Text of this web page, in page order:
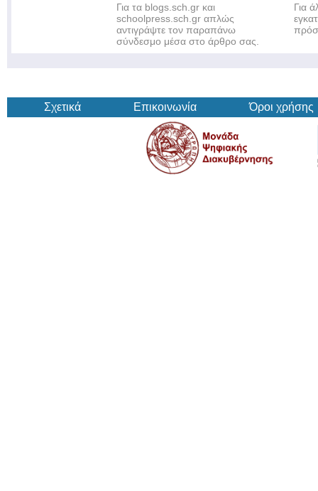
Για τα blogs.sch.gr και
schoolpress.sch.gr απλώς
αντιγράψτε τον παραπάνω
σύνδεσμο μέσα στο άρθρο σας.
Για
Σχετικά Επικοινωνία Όροι χρήσης